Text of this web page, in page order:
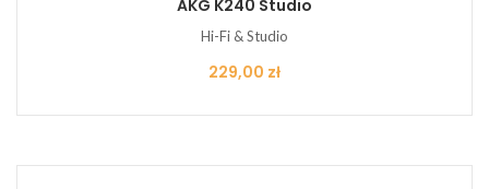
AKG K240 Studio
Hi-Fi & Studio
Cena
229,00 zł